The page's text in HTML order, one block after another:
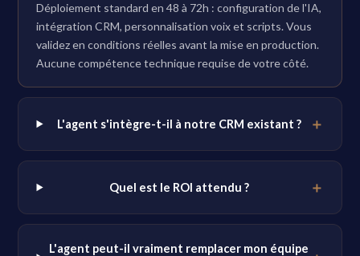
Déploiement standard en 48 à 72h : configuration de l'IA,
intégration CRM, personnalisation voix et scripts. Vous
validez en conditions réelles avant la mise en production.
Aucune compétence technique requise de votre côté.
L'agent s'intègre-t-il à notre CRM existant ?
Quel est le ROI attendu ?
L'agent peut-il vraiment remplacer mon équipe